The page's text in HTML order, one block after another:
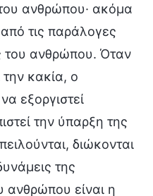
ανθρώπου· ακόμα
τις παράλογες
του ανθρώπου. Όταν
την κακία, ο
εξοργιστεί
την ύπαρξη της
διώκονται
της
ανθρώπου είναι η